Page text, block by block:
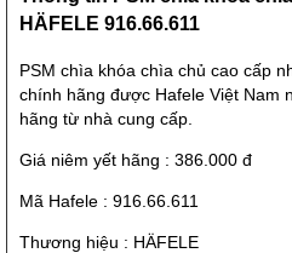
HÄFELE 916.66.611
PSM chìa khóa chìa chủ cao cấp
chính hãng được Hafele Việt Nam
hãng từ nhà cung cấp.
Giá niêm yết hãng : 386.000 đ
Mã Hafele : 916.66.611
Thương hiệu : HÄFELE